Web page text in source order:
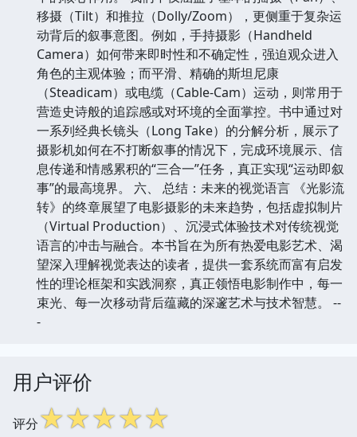
移摄（Tilt）和推拉（Dolly/Zoom），更侧重于复杂运
动背后的叙事意图。例如，手持摄影（Handheld
Camera）如何带来即时性和不确定性，强迫观众进入
角色的主观体验；而平滑、精确的斯坦尼康
（Steadicam）或电缆（Cable-Cam）运动，则常用于
营造史诗般的追踪感或对环境的全面掌控。书中通过对
一系列经典长镜头（Long Take）的分解分析，展示了
摄影机如何在不打断叙事的情况下，完成环境展示、信
息传递和情感累积的“三合一”任务，真正实现“运动即叙
事”的最高境界。 六、 总结：未来的视觉语言 《光影流
转》的终章展望了电影摄影的未来趋势，包括虚拟制片
（Virtual Production）、沉浸式体验技术对传统视觉
语言的冲击与融合。本书旨在为所有热爱电影艺术、渴
望深入理解视觉表达的读者，提供一套系统而富有启发
性的理论框架和实践洞察，真正领悟电影制作中，每一
束光、每一次移动背后蕴藏的深邃艺术与技术智慧。 --
-
用户评价
评分☆☆☆☆☆